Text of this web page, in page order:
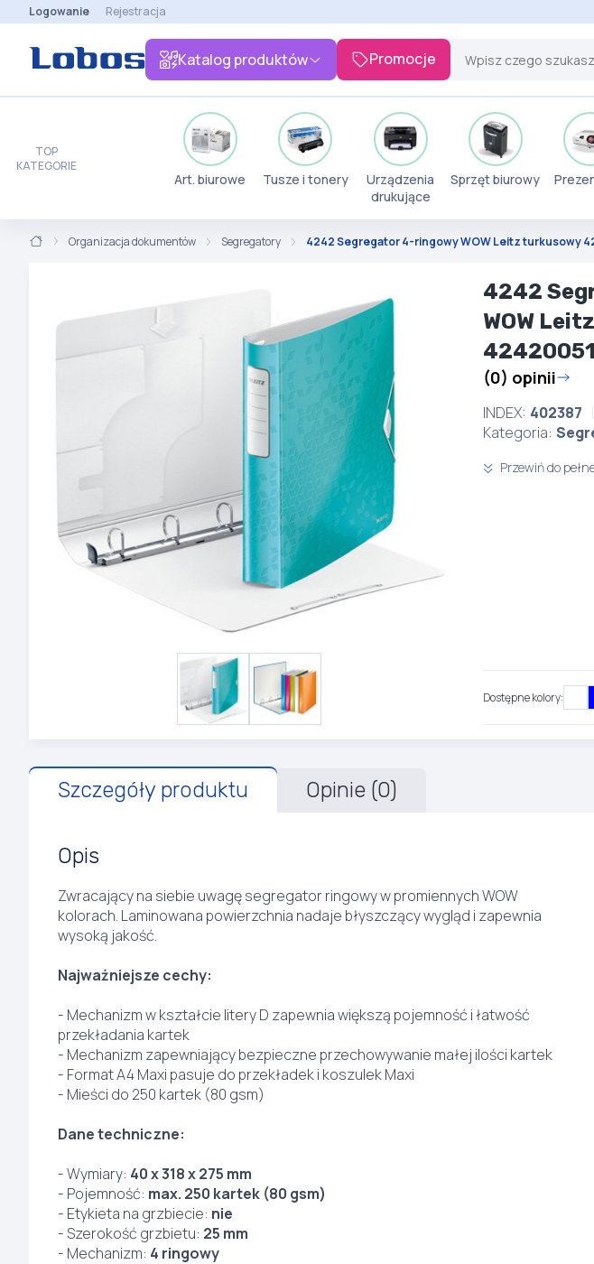
Logowanie Rejestracja
Katalog produktów Promocje
TOP
KATEGORIE
Art. biurowe Tusze i tonery
Urządzenia
drukujące
Sprzęt biurowy
Organizacja dokumentów Segregatory 4242 Segregator 4-ringowy WOW Leitz turkusowy
4242
WOW
42420051
(0) opinii
INDEX: 402387
Kategoria:
Przewiń do
Dostępne kolory:
Szczegóły produktu Opinie (0)
Opis
Zwracający na siebie uwagę segregator ringowy w promiennych WOW
kolorach. Laminowana powierzchnia nadaje błyszczący wygląd i zapewnia
wysoką jakość.
Najważniejsze cechy:
- Mechanizm w kształcie litery D zapewnia większą pojemność i łatwość
przekładania kartek
- Mechanizm zapewniający bezpieczne przechowywanie małej ilości kartek
- Format A4 Maxi pasuje do przekładek i koszulek Maxi
- Mieści do 250 kartek (80 gsm)
Dane techniczne:
- Wymiary: 40 x 318 x 275 mm
- Pojemność: max. 250 kartek (80 gsm)
- Etykieta na grzbiecie: nie
- Szerokość grzbietu: 25 mm
- Mechanizm: 4 ringowy